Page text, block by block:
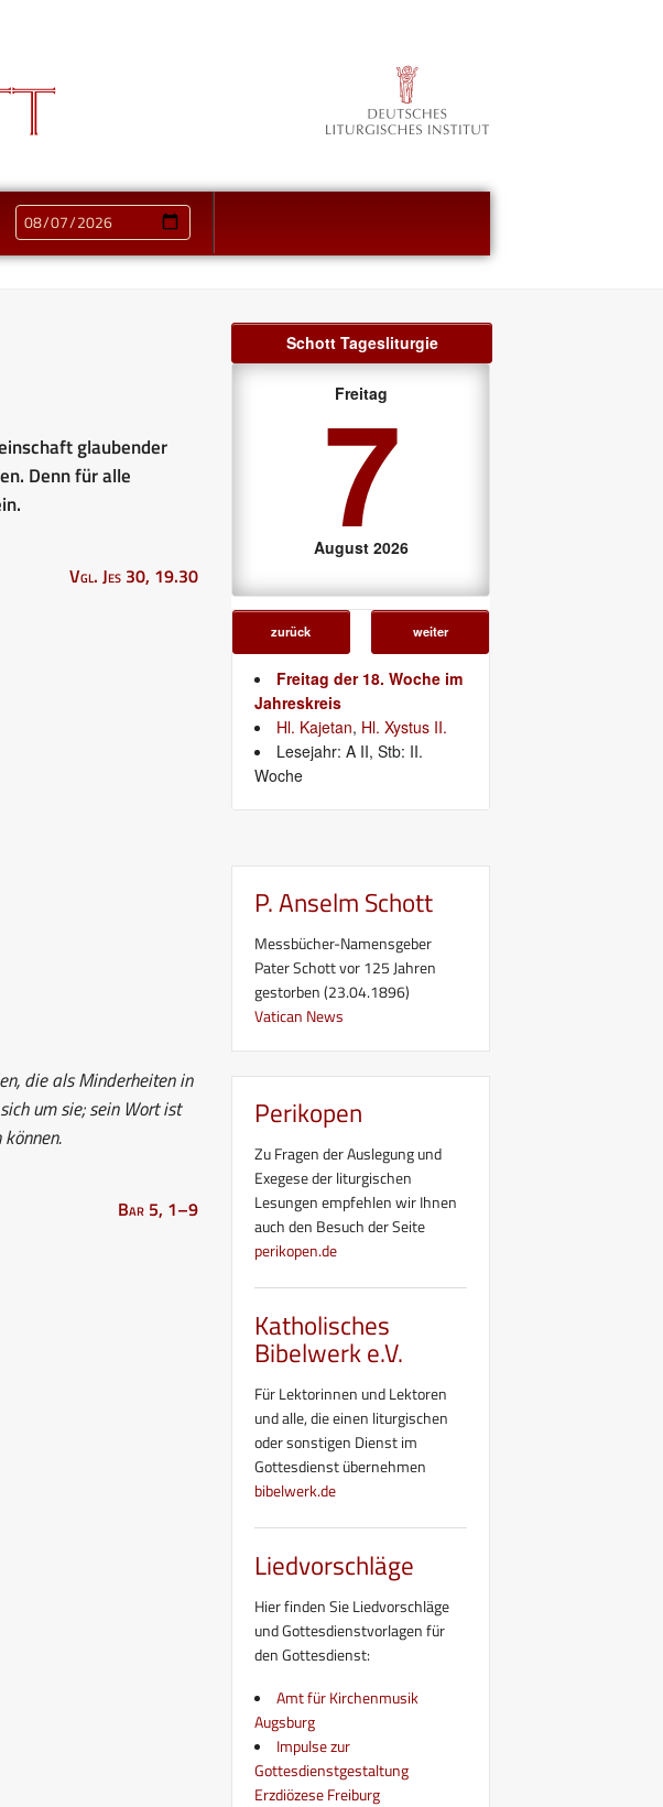
glaubender
Denn für alle
Vgl. Jes 30, 19.30
die als Minderheiten in
um sie; sein Wort ist
Bar 5, 1–9
Schott Tagesliturgie
Freitag
7
August 2026
zurück weiter
Freitag der 18. Woche im
Jahreskreis
Hl. Kajetan, Hl. Xystus II.
Lesejahr: A II, Stb: II.
Woche
P. Anselm Schott
Messbücher-Namensgeber
Pater Schott vor 125 Jahren
gestorben (23.04.1896)
Vatican News
Perikopen
Zu Fragen der Auslegung und
Exegese der liturgischen
Lesungen empfehlen wir Ihnen
auch den Besuch der Seite
perikopen.de
Katholisches
Bibelwerk e.V.
Für Lektorinnen und Lektoren
und alle, die einen liturgischen
oder sonstigen Dienst im
Gottesdienst übernehmen
bibelwerk.de
Liedvorschläge
Hier finden Sie Liedvorschläge
und Gottesdienstvorlagen für
den Gottesdienst:
Amt für Kirchenmusik
Augsburg
Impulse zur
Gottesdienstgestaltung
Erzdiözese Freiburg